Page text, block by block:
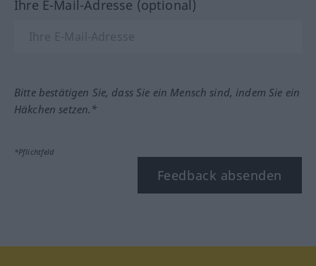
Ihre E-Mail-Adresse (optional)
Bitte bestätigen Sie, dass Sie ein Mensch sind, indem Sie ein
Häkchen setzen.*
*Pflichtfeld
Feedback absenden